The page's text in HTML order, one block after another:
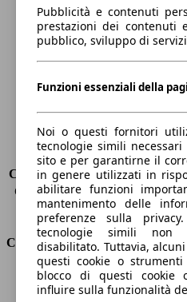
Lunghezza
Altezza
Larghezza
Peso massimo
Sedili
5
Carico sul tetto
-
Capacità di traino (senza freni) -
Capacità di traino (con freni)
Volume del bagagliaio
Consumi
Emissioni di CO2*
121 g/
Consumo (urbano)
5.8 l/
Pubblicità e contenuti
prestazioni dei contenuti
pubblico, sviluppo di servizi
Funzioni essenziali della
Noi o questi fornitori
tecnologie simili
sito e per garantirne il
in genere utilizzati in
abilitare funzioni
mantenimento delle
preferenze sulla
tecnologie simili non
disabilitato. Tuttavia,
questi cookie o
blocco di questi cookie
influire sulla funzionalità